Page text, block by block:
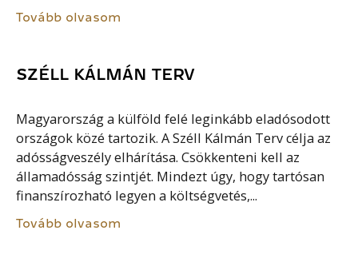
Tovább olvasom
SZÉLL KÁLMÁN TERV
Magyarország a külföld felé leginkább eladósodott
országok közé tartozik. A Széll Kálmán Terv célja az
adósságveszély elhárítása. Csökkenteni kell az
államadósság szintjét. Mindezt úgy, hogy tartósan
finanszírozható legyen a költségvetés,...
Tovább olvasom